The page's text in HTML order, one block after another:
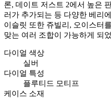
론, 데이트 저스트 2에서 높은
러가 추가되는 등 다양한 베리
이슬릿 또한 쥬빌리, 오이스터
맞는 여러 조합이 가능하게 되
다이얼 색상
실버
다이얼 특성
플루티드 모티프
케이스 소재